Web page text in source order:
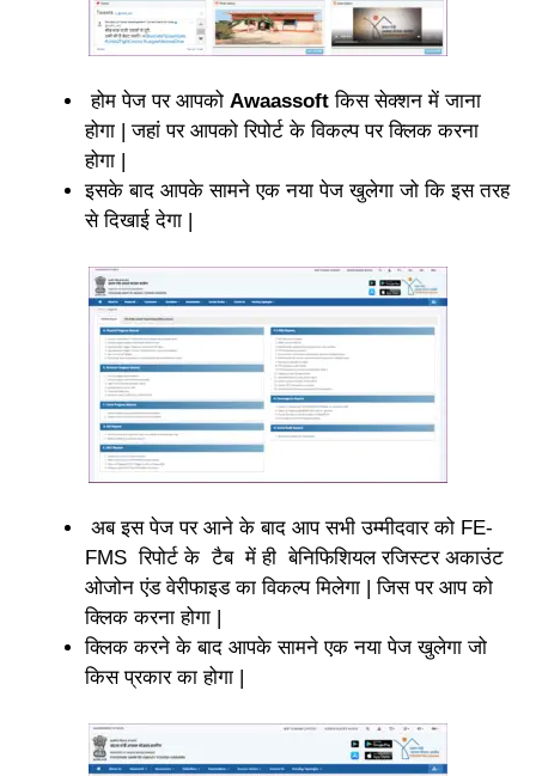
होम पेज पर आपको Awaassoftकिस सेक्शन में जाना
होगा | जहां पर आपको रिपोर्ट के विकल्प पर क्लिक करना
होगा |
इसके बाद आपके सामने एक नया पेज खुलेगा जो कि इस तरह
से दिखाई देगा |
अब इस पेज पर आने के बाद आप सभी उम्मीदवार को FE-
FMS रिपोर्ट के टैब में ही बेनिफिशियल रजिस्टर अकाउंट
ओजोन एंड वेरीफाइड का विकल्प मिलेगा | जिस पर आप को
क्लिक करना होगा |
क्लिक करने के बाद आपके सामने एक नया पेज खुलेगा जो
किस प्रकार का होगा |